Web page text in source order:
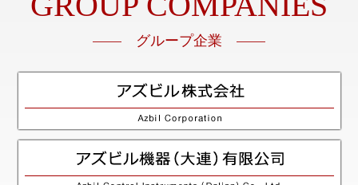
—— グループ企業 ——